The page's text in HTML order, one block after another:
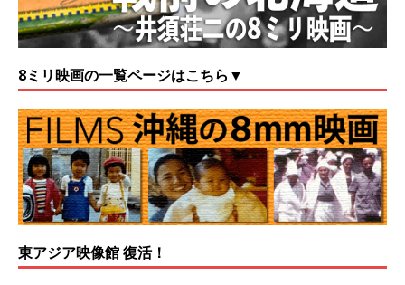
8ミリ映画の一覧ページはこちら▼
東アジア映像館 復活！